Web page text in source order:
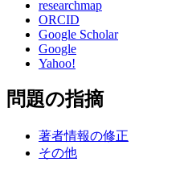
researchmap
ORCID
Google Scholar
Google
Yahoo!
問題の指摘
著者情報の修正
その他